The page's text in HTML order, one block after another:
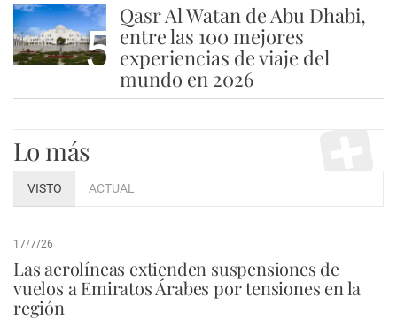
5
Qasr Al Watan de Abu Dhabi,
entre las 100 mejores
experiencias de viaje del
mundo en 2026
Lo más
VISTO ACTUAL
17/7/26
Las aerolíneas extienden suspensiones de
vuelos a Emiratos Árabes por tensiones en la
región